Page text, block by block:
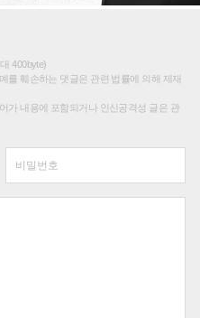
400byte)
를 훼손하는 댓글은 관련 법률에 의해 제재
가 내용에 포함되거나 인신공격성 글은 관